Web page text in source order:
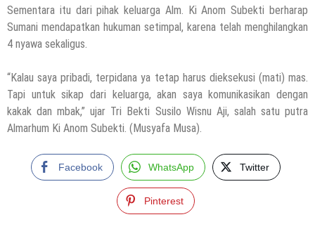
Sementara itu dari pihak keluarga Alm. Ki Anom Subekti berharap
Sumani mendapatkan hukuman setimpal, karena telah menghilangkan
4 nyawa sekaligus.
“Kalau saya pribadi, terpidana ya tetap harus dieksekusi (mati) mas.
Tapi untuk sikap dari keluarga, akan saya komunikasikan dengan
kakak dan mbak,” ujar Tri Bekti Susilo Wisnu Aji, salah satu putra
Almarhum Ki Anom Subekti. (Musyafa Musa).
Facebook WhatsApp Twitter
Pinterest